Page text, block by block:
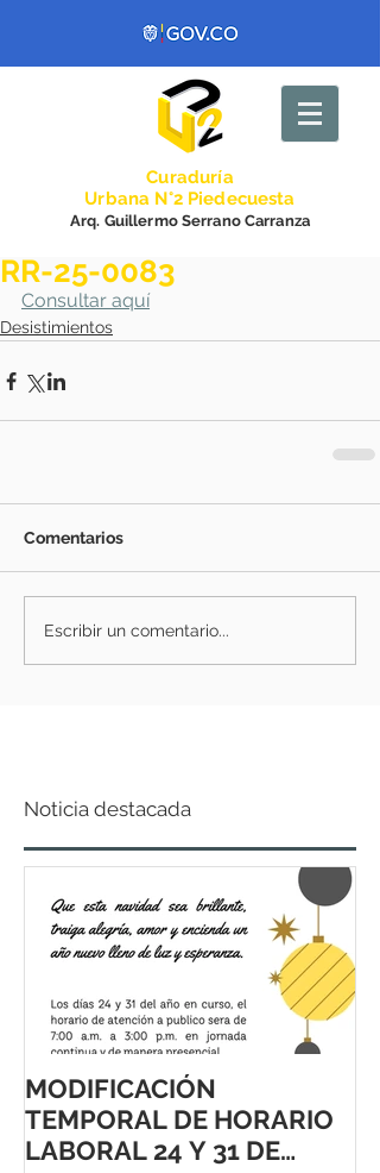
Curaduría
Urbana N°2 Piedecuesta
Arq. Guillermo Serrano Carranza
RR-25-0083
Consultar aquí
Desistimientos
Comentarios
Escribir un comentario...
Noticia destacada
MODIFICACIÓN
TEMPORAL DE HORARIO
LABORAL 24 Y 31 DE